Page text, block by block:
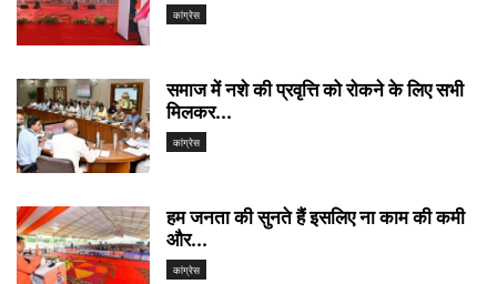
कांग्रेस
समाज में नशे की प्रवृत्ति को रोकने के लिए सभी
मिलकर...
कांग्रेस
हम जनता की सुनते हैं इसलिए ना काम की कमी
और...
कांग्रेस